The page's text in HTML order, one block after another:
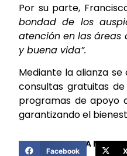
Por su parte,
bondad de los
atención en las áreas
y buena vida”.
Mediante la alianza
consultas gratuitas
programas de apoyo
garantizando el
COMPARTIR ESTA
Facebook X